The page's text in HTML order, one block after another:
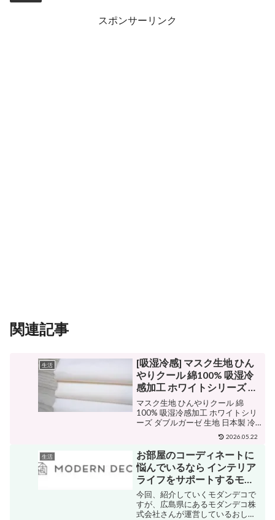
スポンサーリンク
関連記事
生活
[吸湿冷感] マスク生地 ひん
やりクール 綿100% 吸湿冷
感加工 ホワイトシリーズ ダ
ブルガーゼ 生地 日本製 冷感
加工 布 Wガーゼ 二重ガーゼ
マスク生地 ひんやりクール 綿
100% 吸湿冷感加工 ホワイトシリ
ーズ ダブルガーゼ 生地 日本製 冷
感加工 布 Wガーゼ 二重ガーゼ 販
売価格¥85ショップ名生地と雑貨
のお店 PERURUジャンル生地・
布購入する ひんやり加工のダブル
ガー...
2026.05.22
生活
お部屋のコーディネートに
悩んでいるなら インテリア
ライフをサポートするモダ
ンデコへ！！
今回、紹介していくモダンデコで
すが、広島県にあるモダンデコ株
式会社さんが運営しているおしゃ